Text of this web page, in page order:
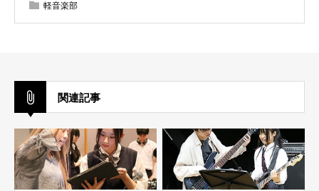
軽音楽部
関連記事